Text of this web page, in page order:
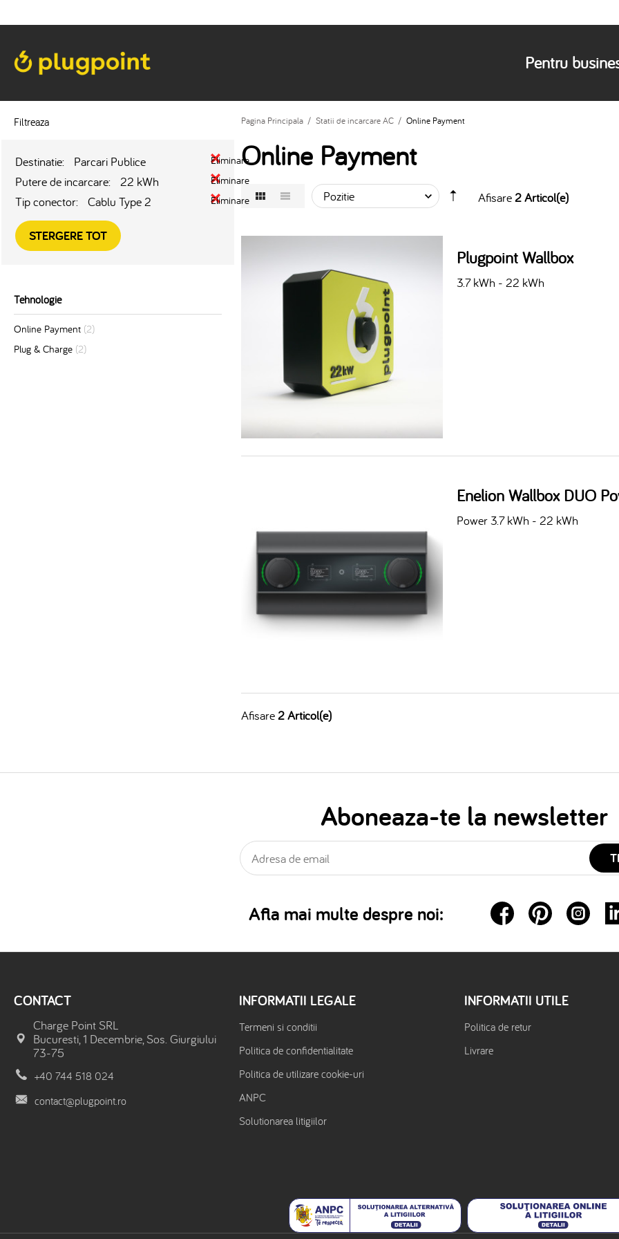
Pentru
Filtreaza
Destinatie: Parcari Publice Eliminare
Putere de incarcare: 22 kWh Eliminare
Tip conector: Cablu Type 2 Eliminare
STERGERE TOT
Tehnologie
Online Payment (2)
Plug & Charge (2)
Pagina Principala / Statii de incarcare AC / Online Payment
Online Payment
Afisare2 Articol(e)
Plugpoint Wallbox
3.7 kWh - 22 kWh
Enelion Wallbox DUO
Power 3.7 kWh - 22 kWh
Afisare2 Articol(e)
Aboneaza-te la newsletter
Afla mai multe despre noi:
CONTACT
Charge Point SRL
Bucuresti, 1 Decembrie, Sos. Giurgiului
73-75
+40 744 518 024
contact@plugpoint.ro
INFORMATII LEGALE
Termeni si conditii
Politica de confidentialitate
Politica de utilizare cookie-uri
ANPC
Solutionarea litigiilor
INFORMATII UTILE
Politica de retur
Livrare